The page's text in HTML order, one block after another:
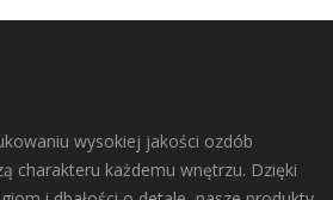
wysokiej jakości ozdób
charakteru każdemu wnętrzu. Dzięki